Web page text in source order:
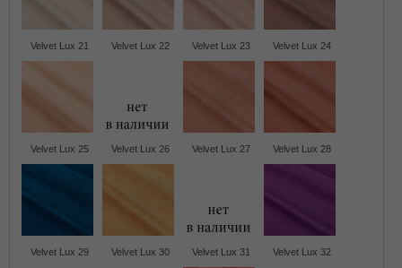
Velvet Lux 21 Velvet Lux 22 Velvet Lux 23 Velvet Lux 24
Velvet Lux 25 Velvet Lux 26 Velvet Lux 27 Velvet Lux 28
Velvet Lux 29 Velvet Lux 30 Velvet Lux 31 Velvet Lux 32